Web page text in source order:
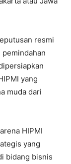
resmi
yang
muda dari
HIPMI
yang
bidang bisnis